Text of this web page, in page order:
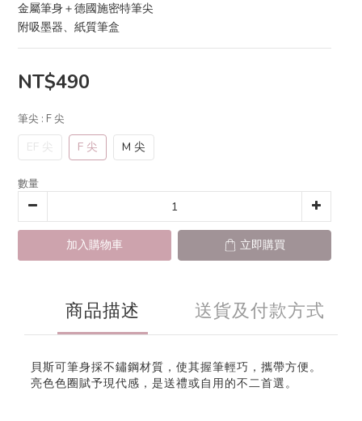
金屬筆身＋德國施密特筆尖
附吸墨器、紙質筆盒
NT$490
筆尖 : F 尖
EF 尖 F 尖 M 尖
數量
加入購物車 立即購買
商品描述 送貨及付款方式
貝斯可筆身採不鏽鋼材質，使其握筆輕巧，攜帶方便。
亮色色圈賦予現代感，是送禮或自用的不二首選。